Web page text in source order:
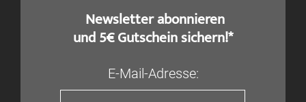
​ Newsletter abonnieren
und 5€ Gutschein sichern!*
E-Mail-Adresse: